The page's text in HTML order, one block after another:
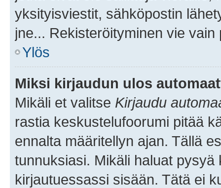
yksityisviestit, sähköpostin
jne... Rekisteröityminen vie
Ylös
Miksi kirjaudun ulos
Mikäli et valitse Kirjaudu
rastia keskustelufoorumi pitää
ennalta määritellyn ajan. Tällä
tunnuksiasi. Mikäli haluat
kirjautuessassi sisään. Tätä ei